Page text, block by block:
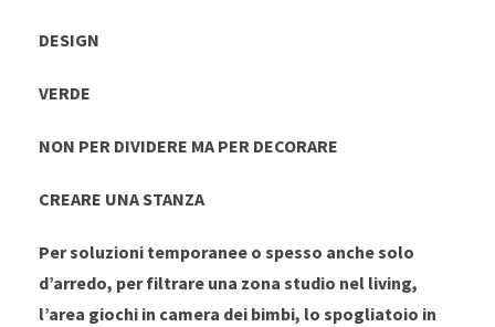
DESIGN
VERDE
NON PER DIVIDERE MA PER DECORARE
CREARE UNA STANZA
Per soluzioni temporanee o spesso anche solo
d’arredo, per filtrare una zona studio nel living,
l’area giochi in camera dei bimbi, lo spogliatoio in